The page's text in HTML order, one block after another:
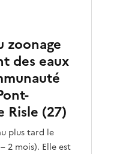
zoonage
des eaux
Risle (27)
plus tard le
2 mois). Elle est